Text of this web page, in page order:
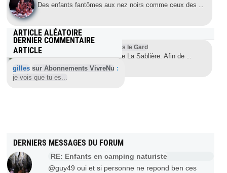
Des enfants fantômes aux nez noirs comme ceux des ...
ARTICLE ALÉATOIRE
Le Naturisme en congrès dans le Gard
les 5 et 6 avril au Domaine de La Sablière. Afin de
DERNIER COMMENTAIRE
ARTICLE
gilles sur Abonnements VivreNu :
je vois que tu es...
DERNIERS MESSAGES DU FORUM
RE: Enfants en camping naturiste
@guy49 oui et si personne ne repond ben ces